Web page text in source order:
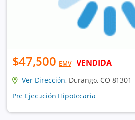
$47,500 EMV VENDIDA
Ver Dirección, Durango, CO 81301
Pre Ejecución Hipotecaria